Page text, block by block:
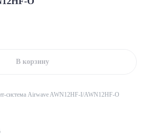
В корзину
система Airwave AWN12HF-I/AWN12HF-O